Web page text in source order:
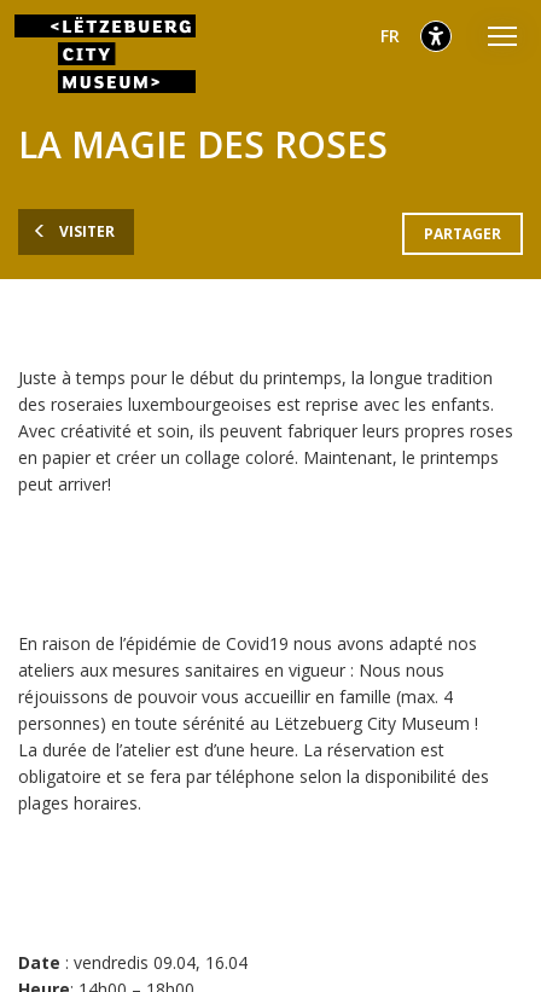
Aller
menu
Aller
contenu
Aller
page
sélectionnés
Français
FR
VISITER
LA MAGIE DES ROSES
PARTAGER
Juste à temps pour le début du printemps, la longue tradition
des roseraies luxembourgeoises est reprise avec les enfants.
Avec créativité et soin, ils peuvent fabriquer leurs propres roses
en papier et créer un collage coloré. Maintenant, le printemps
peut arriver!
En raison de l’épidémie de Covid19 nous avons adapté nos
ateliers aux mesures sanitaires en vigueur : Nous nous
réjouissons de pouvoir vous accueillir en famille (max. 4
personnes) en toute sérénité au Lëtzebuerg City Museum !
La durée de l’atelier est d’une heure. La réservation est
obligatoire et se fera par téléphone selon la disponibilité des
plages horaires.
Date : vendredis 09.04, 16.04